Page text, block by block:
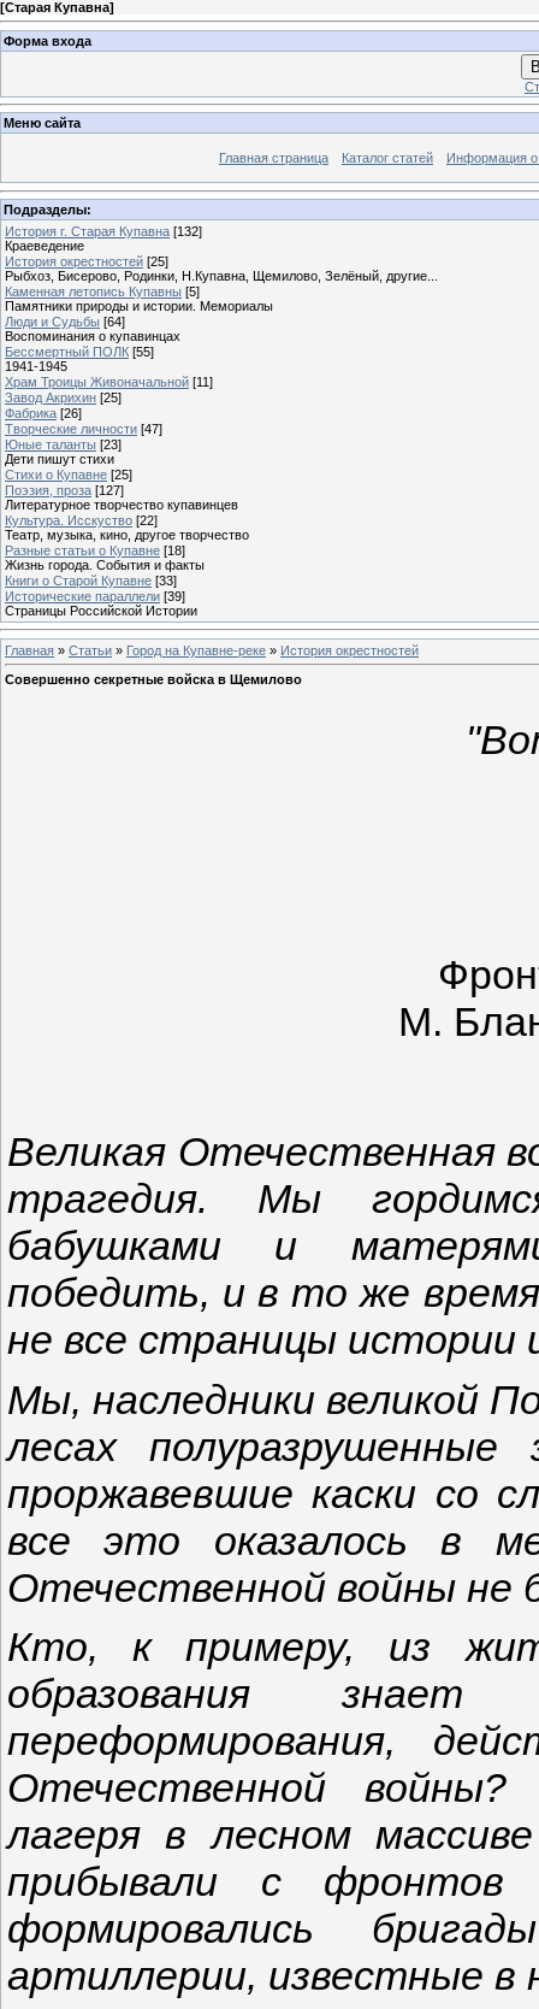
[Старая Купавна]
Форма входа
Меню сайта
Главная страница Каталог статей Информация о
Подразделы:
История г. Старая Купавна [132]
Краеведение
История окрестностей [25]
Рыбхоз, Бисерово, Родинки, Н.Купавна, Щемилово, Зелёный, другие...
Каменная летопись Купавны [5]
Памятники природы и истории. Мемориалы
Люди и Судьбы [64]
Воспоминания о купавинцах
Бессмертный ПОЛК [55]
1941-1945
Храм Троицы Живоначальной [11]
Завод Акрихин [25]
Фабрика [26]
Творческие личности [47]
Юные таланты [23]
Дети пишут стихи
Стихи о Купавне [25]
Поэзия, проза [127]
Литературное творчество купавинцев
Культура. Исскуство [22]
Театр, музыка, кино, другое творчество
Разные статьи о Купавне [18]
Жизнь города. События и факты
Книги о Старой Купавне [33]
Исторические параллели [39]
Страницы Российской Истории
Главная » Статьи » Город на Купавне-реке » История окрестностей
Совершенно секретные войска в Щемилово
М.
Великая Отечественная
трагедия. Мы
бабушками и
победить, и в то же
не все страницы истории
Мы, наследники великой
лесах
проржавевшие каски со
все это оказалось в
Отечественной войны не
Кто, к примеру, из
образования
переформирования,
Отечественной
лагеря в лесном
прибывали с фронтов
формировались
артиллерии, известные в